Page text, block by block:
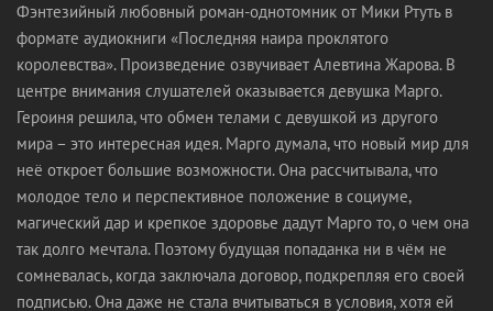
Фэнтезийный любовный роман-однотомник от Мики Ртуть в
формате аудиокниги «Последняя наира проклятого
королевства». Произведение озвучивает Алевтина Жарова. В
центре внимания слушателей оказывается девушка Марго.
Героиня решила, что обмен телами с девушкой из другого
мира – это интересная идея. Марго думала, что новый мир для
неё откроет большие возможности. Она рассчитывала, что
молодое тело и перспективное положение в социуме,
магический дар и крепкое здоровье дадут Марго то, о чем она
так долго мечтала. Поэтому будущая попаданка ни в чём не
сомневалась, когда заключала договор, подкрепляя его своей
подписью. Она даже не стала вчитываться в условия, хотя ей